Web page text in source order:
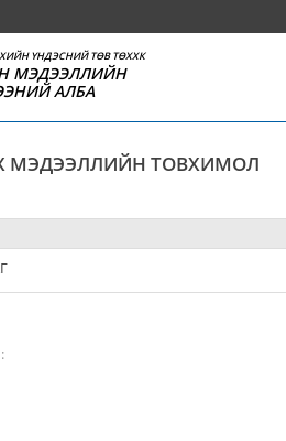
ҮНДЭСНИЙ ТӨВ ТӨХХК
МЭДЭЭЛЛИЙН
АЛБА
МЭДЭЭЛЛИЙН ТОВХИМОЛ